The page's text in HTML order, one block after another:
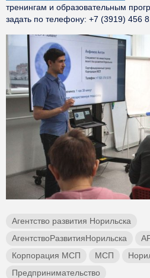
тренингам и образовательным
задать по телефону: +7 (3919) 456
Агентство развития Норильска
АгентствоРазвитияНорильска
Корпорация МСП
МСП
Предпринимательство